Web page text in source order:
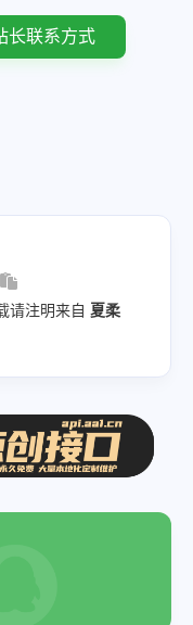
dns.cn"
dns.org"
,
FOR
长联系方式
请注明来自 夏柔